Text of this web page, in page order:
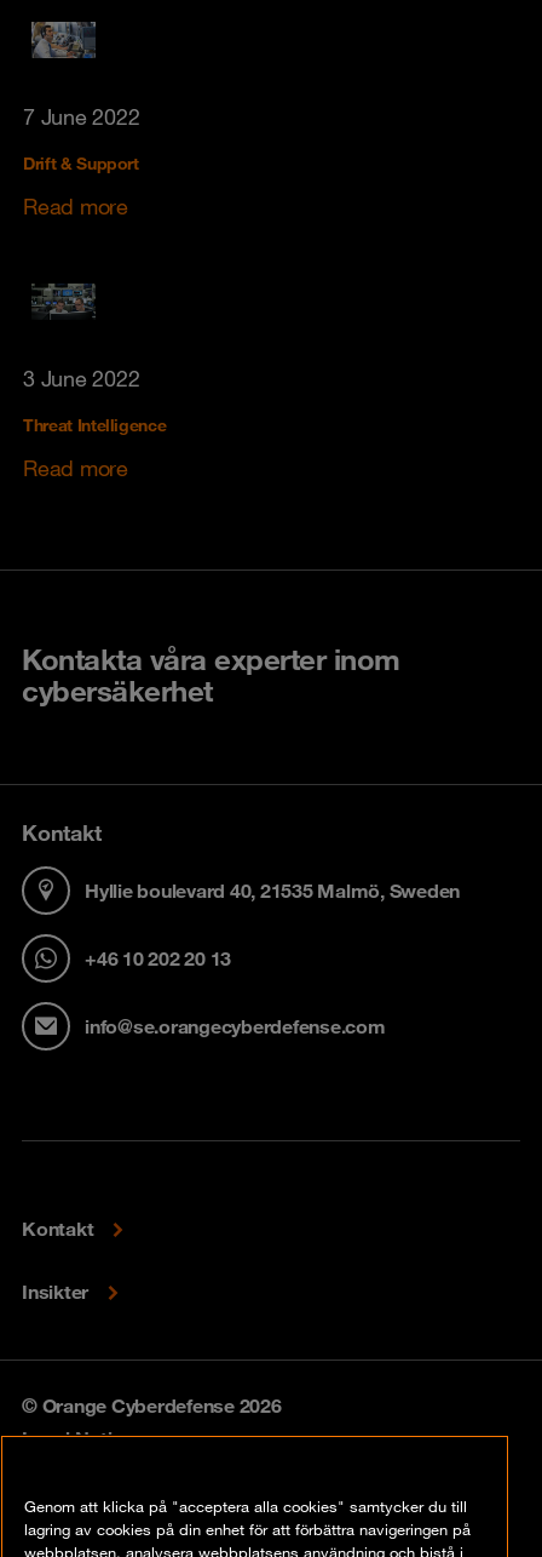
7 June 2022
Drift & Support
Read more
3 June 2022
Threat Intelligence
Read more
Kontakta våra experter inom
cybersäkerhet
Kontakt
Hyllie boulevard 40, 21535 Malmö, Sweden
+46 10 202 20 13
info@se.orangecyberdefense.com
Kontakt
Insikter
© Orange Cyberdefense 2026
Legal Notice
Vulnerability policy
Genom att klicka på "acceptera alla cookies" samtycker du till
lagring av cookies på din enhet för att förbättra navigeringen på
webbplatsen, analysera webbplatsens användning och bistå i